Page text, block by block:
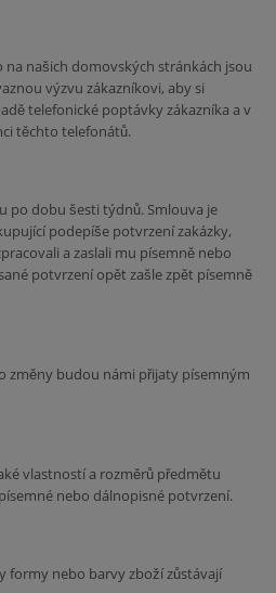
našich domovských stránkách jsou
výzvu zákazníkovi, aby si
telefonické poptávky zákazníka a v
těchto telefonátů.
po dobu šesti týdnů. Smlouva je
podepíše potvrzení zakázky,
a zaslali mu písemně nebo
potvrzení opět zašle zpět písemně
změny budou námi přijaty písemným
vlastností a rozměrů předmětu
nebo dálnopisné potvrzení.
formy nebo barvy zboží zůstávají